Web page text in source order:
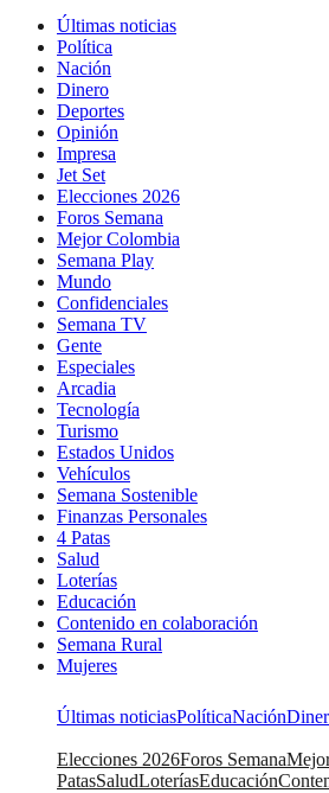
Últimas noticias
Política
Nación
Dinero
Deportes
Opinión
Impresa
Jet Set
Elecciones 2026
Foros Semana
Mejor Colombia
Semana Play
Mundo
Confidenciales
Semana TV
Gente
Especiales
Arcadia
Tecnología
Turismo
Estados Unidos
Vehículos
Semana Sostenible
Finanzas Personales
4 Patas
Salud
Loterías
Educación
Contenido en colaboración
Semana Rural
Mujeres
Últimas noticiasPolíticaNación
Elecciones 2026Foros Semana
PatasSaludLoteríasEducación